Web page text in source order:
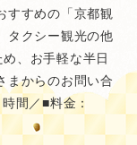
すすめの「京都観
タクシー観光の他
、お手軽な半日
まからのお問い合
間／■料金：